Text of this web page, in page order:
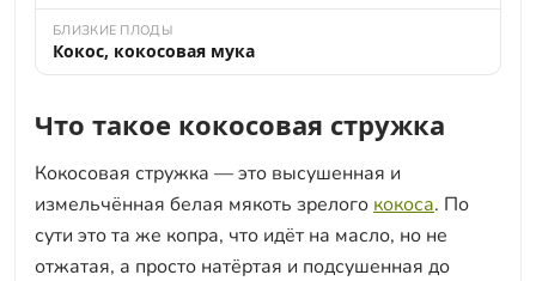
БЛИЗКИЕ ПЛОДЫ
Кокос, кокосовая мука
Что такое кокосовая стружка
Кокосовая стружка — это высушенная и
измельчённая белая мякоть зрелого кокоса. По
сути это та же копра, что идёт на масло, но не
отжатая, а просто натёртая и подсушенная до